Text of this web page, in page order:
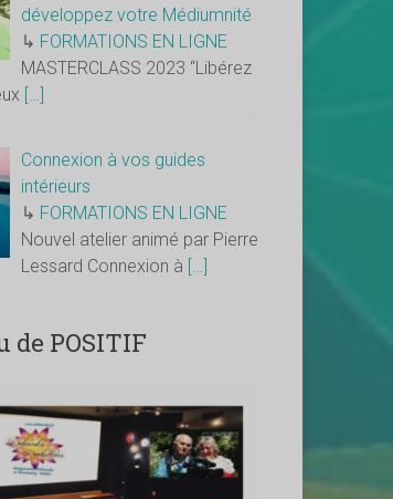
développez votre Médiumnité
↳ FORMATIONS EN LIGNE
MASTERCLASS 2023 “Libérez
[…]
Connexion à vos guides
intérieurs
↳ FORMATIONS EN LIGNE
Nouvel atelier animé par Pierre
Lessard Connexion à […]
de POSITIF